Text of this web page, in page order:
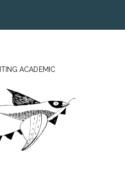
ACADEMIC